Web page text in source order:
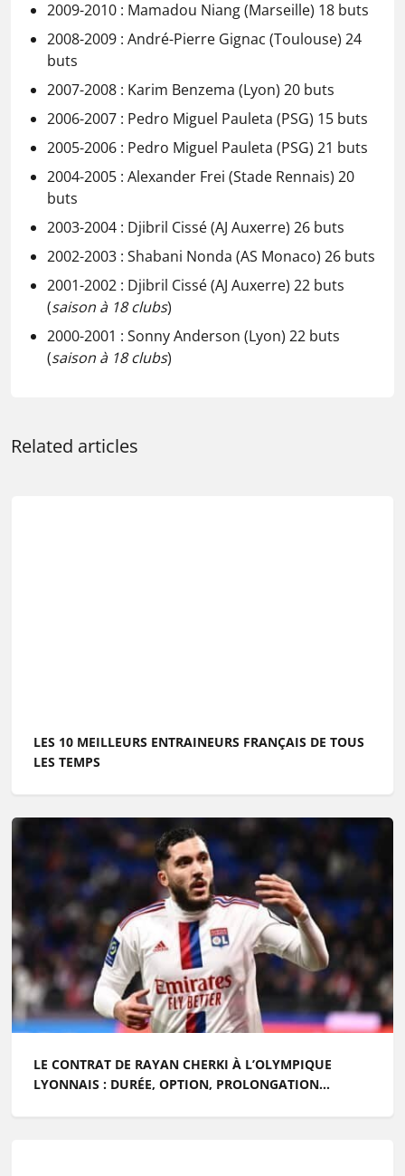
2009-2010 : Mamadou Niang (Marseille) 18 buts
2008-2009 : André-Pierre Gignac (Toulouse) 24
buts
2007-2008 : Karim Benzema (Lyon) 20 buts
2006-2007 : Pedro Miguel Pauleta (PSG) 15 buts
2005-2006 : Pedro Miguel Pauleta (PSG) 21 buts
2004-2005 : Alexander Frei (Stade Rennais) 20
buts
2003-2004 : Djibril Cissé (AJ Auxerre) 26 buts
2002-2003 : Shabani Nonda (AS Monaco) 26 buts
2001-2002 : Djibril Cissé (AJ Auxerre) 22 buts
(saison à 18 clubs)
2000-2001 : Sonny Anderson (Lyon) 22 buts
(saison à 18 clubs)
Related articles
LES 10 MEILLEURS ENTRAINEURS FRANÇAIS DE TOUS
LES TEMPS
LE CONTRAT DE RAYAN CHERKI À L’OLYMPIQUE
LYONNAIS : DURÉE, OPTION, PROLONGATION...